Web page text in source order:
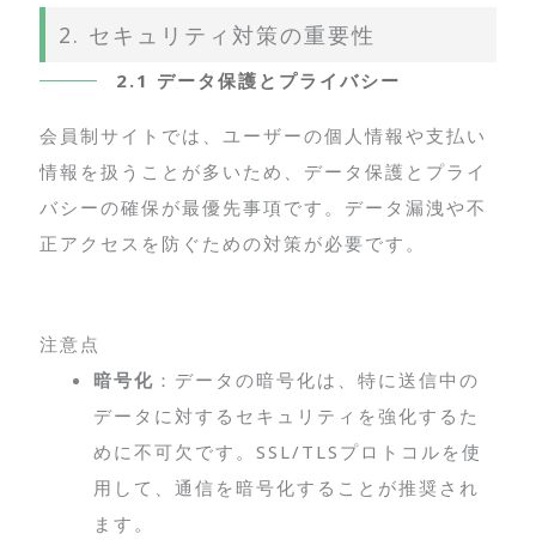
2. セキュリティ対策の重要性
2.1 データ保護とプライバシー
会員制サイトでは、ユーザーの個人情報や支払い
情報を扱うことが多いため、データ保護とプライ
バシーの確保が最優先事項です。データ漏洩や不
正アクセスを防ぐための対策が必要です。
注意点
暗号化 ：データの暗号化は、特に送信中の
データに対するセキュリティを強化するた
めに不可欠です。SSL/TLSプロトコルを使
用して、通信を暗号化することが推奨され
ます。